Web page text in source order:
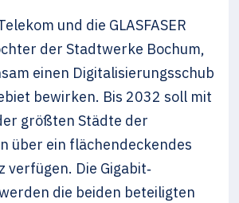
und die GLASFASER
der Stadtwerke Bochum,
einen Digitalisierungsschub
bewirken. Bis 2032 soll mit
größten Städte der
über ein flächendeckendes
verfügen. Die Gigabit‐
die beiden beteiligten